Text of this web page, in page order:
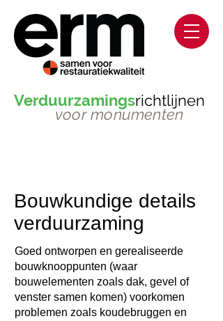
Verduurzamingsrichtlijnen
voor monumenten
Bouwkundige details
verduurzaming
Goed ontworpen en gerealiseerde
bouwknooppunten (waar
bouwelementen zoals dak, gevel of
venster samen komen) voorkomen
problemen zoals koudebruggen en